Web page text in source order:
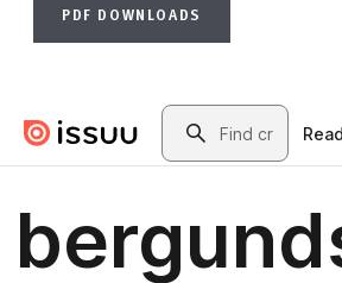
PDF DOWNLOADS